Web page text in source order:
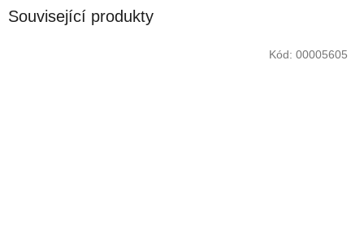
Související produkty
Kód: 00005605